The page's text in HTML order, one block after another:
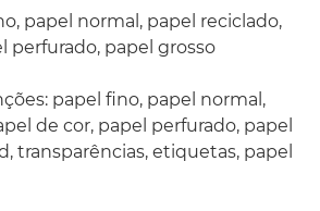
papel normal, papel reciclado,
perfurado, papel grosso
papel fino, papel normal,
de cor, papel perfurado, papel
transparências, etiquetas, papel